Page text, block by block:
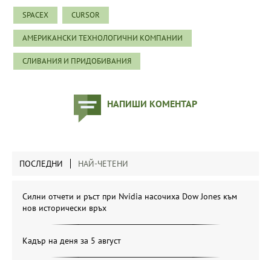
SPACEX CURSOR
АМЕРИКАНСКИ ТЕХНОЛОГИЧНИ КОМПАНИИ
СЛИВАНИЯ И ПРИДОБИВАНИЯ
НАПИШИ КОМЕНТАР
ПОСЛЕДНИ НАЙ-ЧЕТЕНИ
Силни отчети и ръст при Nvidia насочиха Dow Jones към
нов исторически връх
Кадър на деня за 5 август